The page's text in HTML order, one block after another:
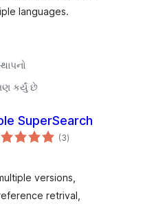
languages.
કર્યું છે
SuperSearch
(3કુલ
રેટિંગ્સ
)
versions,
retrival,